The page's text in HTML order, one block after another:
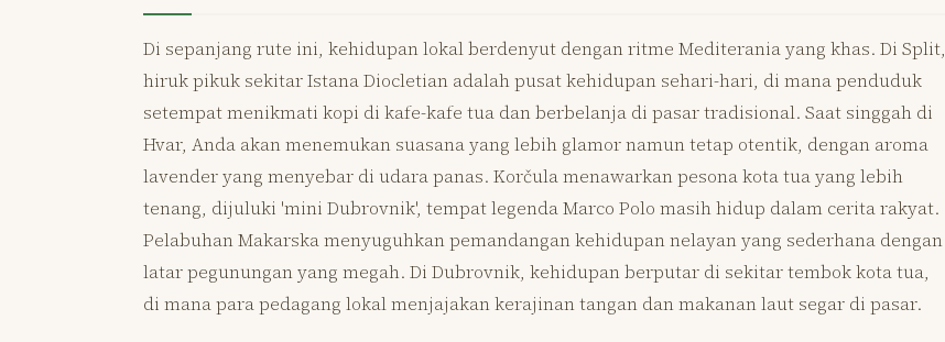
Di sepanjang rute ini, kehidupan lokal berdenyut dengan ritme Mediterania yang khas. Di Split,
hiruk pikuk sekitar Istana Diocletian adalah pusat kehidupan sehari-hari, di mana penduduk
setempat menikmati kopi di kafe-kafe tua dan berbelanja di pasar tradisional. Saat singgah di
Hvar, Anda akan menemukan suasana yang lebih glamor namun tetap otentik, dengan aroma
lavender yang menyebar di udara panas. Korčula menawarkan pesona kota tua yang lebih
tenang, dijuluki 'mini Dubrovnik', tempat legenda Marco Polo masih hidup dalam cerita rakyat.
Pelabuhan Makarska menyuguhkan pemandangan kehidupan nelayan yang sederhana dengan
latar pegunungan yang megah. Di Dubrovnik, kehidupan berputar di sekitar tembok kota tua,
di mana para pedagang lokal menjajakan kerajinan tangan dan makanan laut segar di pasar.